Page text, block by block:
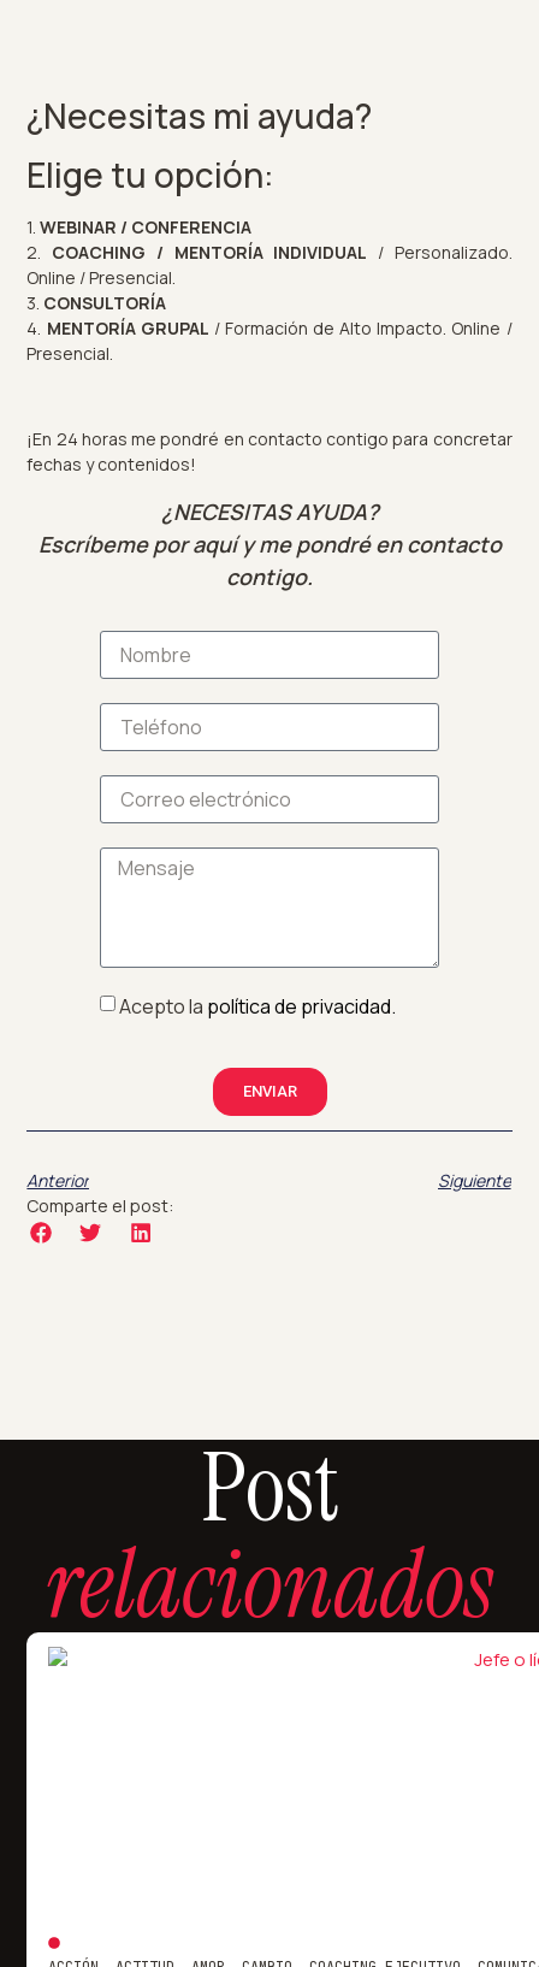
¿Necesitas mi ayuda?
Elige tu opción:
1.WEBINAR / CONFERENCIA
2. COACHING / MENTORÍA INDIVIDUAL / Personalizado.
Online / Presencial.
3. CONSULTORÍA
4. MENTORÍA GRUPAL / Formación de Alto Impacto. Online /
Presencial.
¡En 24 horas me pondré en contacto contigo para concretar
fechas y contenidos!
¿NECESITAS AYUDA?
Escríbeme por aquí y me pondré en contacto
contigo.
Acepto la política de privacidad.
ENVIAR
Anterior
Siguiente
Comparte el post:
Post
relacionados